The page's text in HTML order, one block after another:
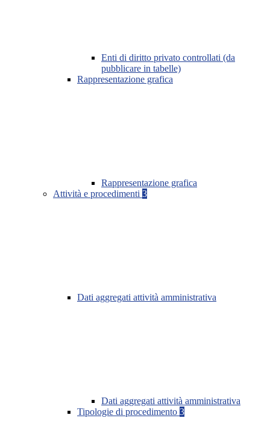
Enti di diritto privato controllati (da
pubblicare in tabelle)
Rappresentazione grafica
Rappresentazione grafica
Attività e procedimenti 3
Dati aggregati attività amministrativa
Dati aggregati attività amministrativa
Tipologie di procedimento 3